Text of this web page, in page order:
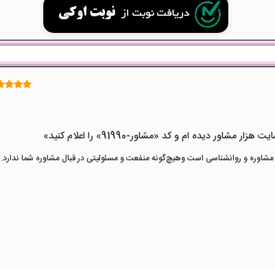
دیده ام و کد «مشاور-91990» را اعلام کنید»
و روانشناسی است وهیچ‌گونه منفعت و مسئولیتی در قبال مشاوره شما ندارد.